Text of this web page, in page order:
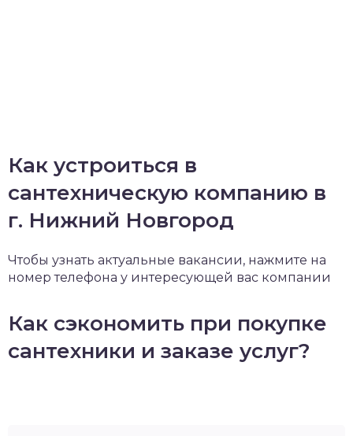
Как устроиться в
сантехническую компанию в
г. Нижний Новгород
Чтобы узнать актуальные вакансии, нажмите на
номер телефона у интересующей вас компании
Как сэкономить при покупке
сантехники и заказе услуг?